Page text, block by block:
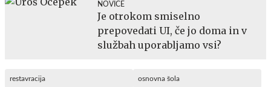
NOVICE
Je otrokom smiselno
prepovedati UI, če jo doma in v
službah uporabljamo vsi?
restavracija osnovna šola